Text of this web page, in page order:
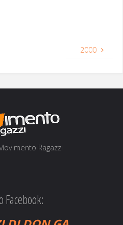
2000
Ragazzi
Facebook: